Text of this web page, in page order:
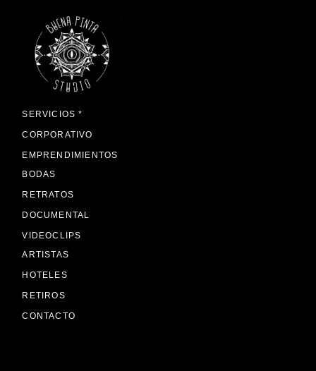
SERVICIOS *
CORPORATIVO
EMPRENDIMIENTOS
BODAS
RETRATOS
DOCUMENTAL
VIDEOCLIPS
ARTISTAS
HOTELES
RETIROS
CONTACTO